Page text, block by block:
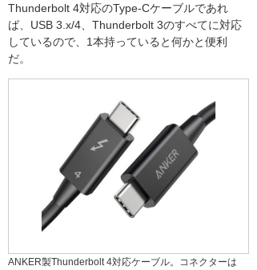
Thunderbolt 4対応のType-Cケーブルであれ
ば、USB 3.x/4、Thunderbolt 3のすべてに対応
しているので、1本持っていると何かと便利
だ。
ANKER製Thunderbolt 4対応ケーブル。コネクターは